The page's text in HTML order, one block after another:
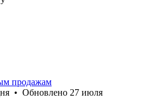
продажам
• Обновлено 27 июля